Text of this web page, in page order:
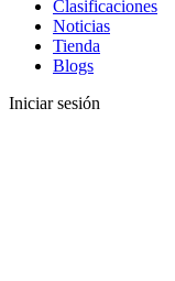
Clasificaciones
Noticias
Tienda
Blogs
Iniciar sesión